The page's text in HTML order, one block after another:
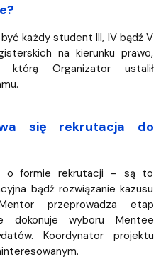
każdy student III, IV bądź V
na kierunku prawo,
Organizator ustalił
się rekrutacja do
o formie rekrutacji – są to
bądź rozwiązanie kazusu
przeprowadza etap
dokonuje wyboru Mentee
Koordynator projektu